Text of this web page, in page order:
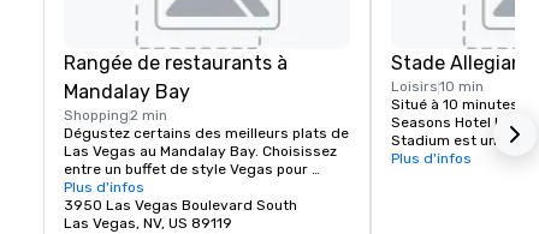
Rangée de restaurants à
Mandalay Bay
Shopping2 min
Dégustez certains des meilleurs plats de
Las Vegas au Mandalay Bay. Choisissez
entre un buffet de style Vegas pour
toutes les réservations de plats ou de
restaurants raffinés.
Plus d'infos
3950 Las Vegas Boulevard South
Las Vegas, NV, US 89119
Stade Allegiant
Loisirs10 min
Situé à 10 minutes à
Seasons Hotel Las
Stadium est une
événementielle
Plus d'infos